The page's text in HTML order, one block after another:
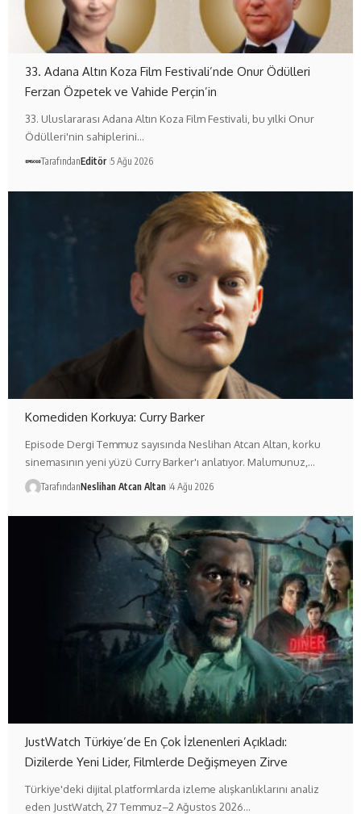
33. Adana Altın Koza Film Festivali’nde Onur Ödülleri
Ferzan Özpetek ve Vahide Perçin’in
33. Uluslararası Adana Altın Koza Film Festivali, bu yılki Onur
Ödülleri'nin sahiplerini…
TarafındanEditör 5 Ağu 2026
Komediden Korkuya: Curry Barker
Episode Dergi Temmuz sayısında Neslihan Atcan Altan, korku
sinemasının yeni yüzü Curry Barker'ı anlatıyor. Malumunuz,…
TarafındanNeslihan Atcan Altan 4 Ağu 2026
JustWatch Türkiye’de En Çok İzlenenleri Açıkladı:
Dizilerde Yeni Lider, Filmlerde Değişmeyen Zirve
Türkiye'deki dijital platformlarda izleme alışkanlıklarını analiz
eden JustWatch, 27 Temmuz–2 Ağustos 2026…